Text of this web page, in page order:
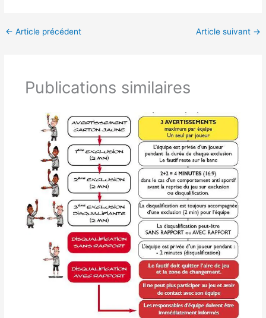
← Article précédent Article suivant →
Publications similaires